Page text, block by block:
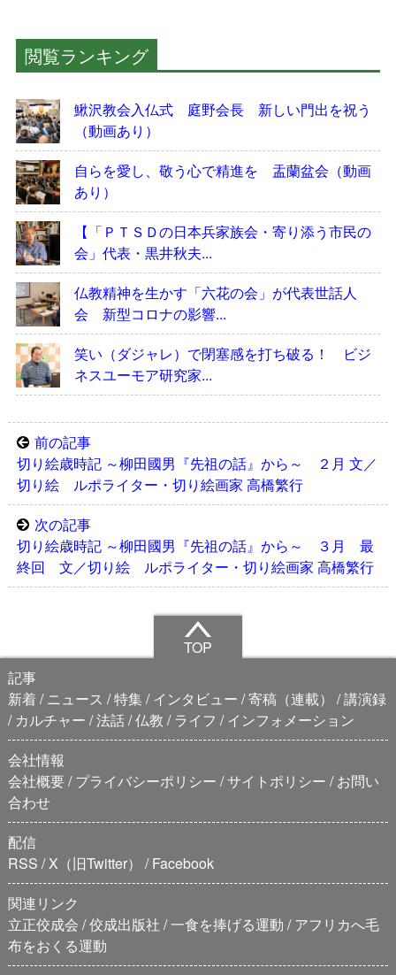
閲覧ランキング
鰍沢教会入仏式 庭野会長 新しい門出を祝う
（動画あり）
自らを愛し、敬う心で精進を 盂蘭盆会（動画
あり）
【「ＰＴＳＤの日本兵家族会・寄り添う市民の
会」代表・黒井秋夫...
仏教精神を生かす「六花の会」が代表世話人
会 新型コロナの影響...
笑い（ダジャレ）で閉塞感を打ち破る！ ビジ
ネスユーモア研究家...
前の記事
切り絵歳時記 ～柳田國男『先祖の話』から～ ２月 文／
切り絵 ルポライター・切り絵画家 高橋繁行
次の記事
切り絵歳時記 ～柳田國男『先祖の話』から～ ３月 最
終回 文／切り絵 ルポライター・切り絵画家 高橋繁行
TOP
記事
新着
ニュース 特集 インタビュー 寄稿（連載）
講演録
カルチャー 法話 仏教 ライフ
インフォメーション
会社情報
会社概要 プライバシーポリシー サイトポリシー
お問い
合わせ
配信
RSS X（旧Twitter）
Facebook
関連リンク
立正佼成会 佼成出版社 一食を捧げる運動
アフリカへ毛
布をおくる運動